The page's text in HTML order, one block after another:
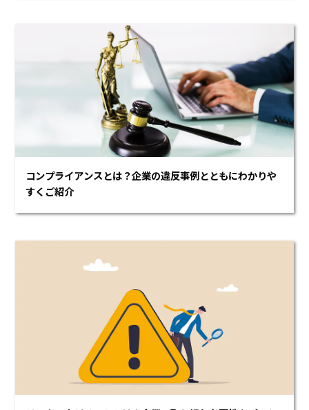
コンプライアンスとは？企業の違反事例とともにわかりや
すくご紹介